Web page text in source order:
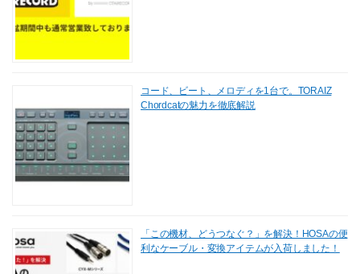
コード、ビート、メロディを1台で。TORAIZ
Chordcatの魅力を徹底解説
「この機材、どうつなぐ？」を解決！HOSAの便
利なケーブル・変換アイテムが入荷しました！